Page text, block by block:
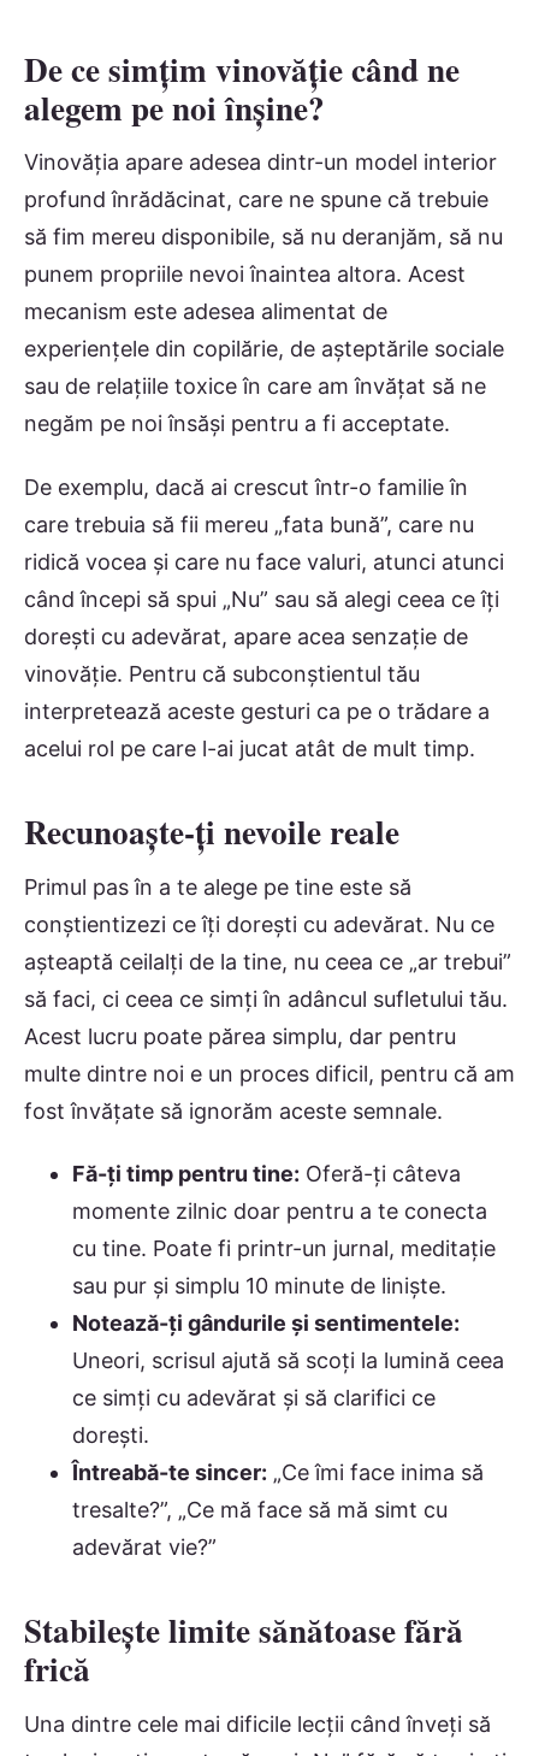
De ce simțim vinovăție când ne
alegem pe noi înșine?
Vinovăția apare adesea dintr-un model interior
profund înrădăcinat, care ne spune că trebuie
să fim mereu disponibile, să nu deranjăm, să nu
punem propriile nevoi înaintea altora. Acest
mecanism este adesea alimentat de
experiențele din copilărie, de așteptările sociale
sau de relațiile toxice în care am învățat să ne
negăm pe noi însăși pentru a fi acceptate.
De exemplu, dacă ai crescut într-o familie în
care trebuia să fii mereu „fata bună”, care nu
ridică vocea și care nu face valuri, atunci atunci
când începi să spui „Nu” sau să alegi ceea ce îți
dorești cu adevărat, apare acea senzație de
vinovăție. Pentru că subconștientul tău
interpretează aceste gesturi ca pe o trădare a
acelui rol pe care l-ai jucat atât de mult timp.
Recunoaște-ți nevoile reale
Primul pas în a te alege pe tine este să
conștientizezi ce îți dorești cu adevărat. Nu ce
așteaptă ceilalți de la tine, nu ceea ce „ar trebui”
să faci, ci ceea ce simți în adâncul sufletului tău.
Acest lucru poate părea simplu, dar pentru
multe dintre noi e un proces dificil, pentru că am
fost învățate să ignorăm aceste semnale.
Fă-ți timp pentru tine: Oferă-ți câteva
momente zilnic doar pentru a te conecta
cu tine. Poate fi printr-un jurnal, meditație
sau pur și simplu 10 minute de liniște.
Notează-ți gândurile și sentimentele:
Uneori, scrisul ajută să scoți la lumină ceea
ce simți cu adevărat și să clarifici ce
dorești.
Întreabă-te sincer: „Ce îmi face inima să
tresalte?”, „Ce mă face să mă simt cu
adevărat vie?”
Stabilește limite sănătoase fără
frică
Una dintre cele mai dificile lecții când înveți să